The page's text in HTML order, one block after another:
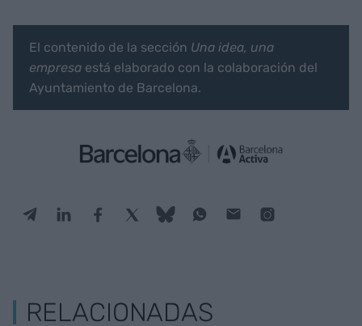
El contenido de la sección Una idea, una
empresa está elaborado con la colaboración del
Ayuntamiento de Barcelona.
RELACIONADAS